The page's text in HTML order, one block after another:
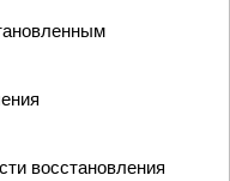
восстановления